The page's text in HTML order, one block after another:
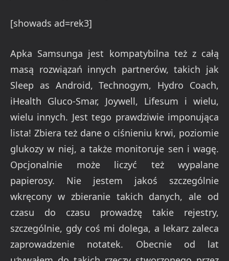
[showads ad=rek3]
Apka Samsunga jest kompatybilna też z całą
masą rozwiązań innych partnerów, takich jak
Sleep as Android, Technogym, Hydro Coach,
iHealth Gluco-Smar, Joywell, Lifesum i wielu,
wielu innych. Jest tego prawdziwie imponująca
lista! Zbiera też dane o ciśnieniu krwi, poziomie
glukozy w niej, a także monitoruje sen i wagę.
Opcjonalnie może liczyć też wypalane
papierosy. Nie jestem jakoś szczególnie
wkręcony w zbieranie takich danych, ale od
czasu do czasu prowadzę takie rejestry,
szczególnie, gdy coś mi dolega, a lekarz zaleca
zaprowadzenie notatek. Obecnie od lat